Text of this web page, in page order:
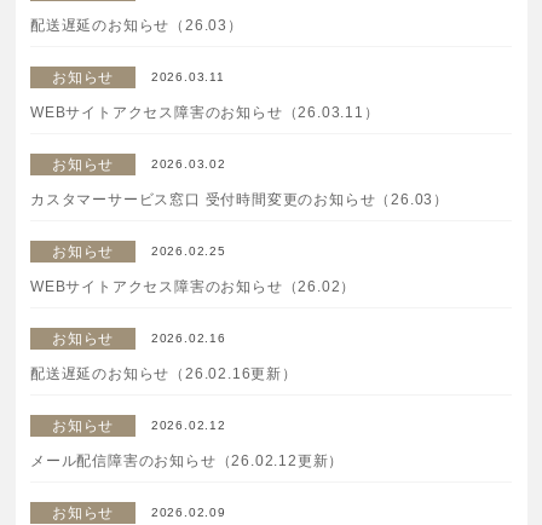
ご使用方法・ステップ
あしたの美肌 | 美容情報を発信・キレイをサポートするWe
ご注文はフリーダイヤルでも承ります
0120-557-020
配送遅延のお知らせ（26.03）
お知らせ 2026.03.11
WEBサイトアクセス障害のお知らせ（26.03.11）
お知らせ 2026.03.02
カスタマーサービス窓口 受付時間変更のお知らせ（26.03）
お知らせ 2026.02.25
WEBサイトアクセス障害のお知らせ（26.02）
お知らせ 2026.02.16
配送遅延のお知らせ（26.02.16更新）
お知らせ 2026.02.12
メール配信障害のお知らせ（26.02.12更新）
お知らせ 2026.02.09